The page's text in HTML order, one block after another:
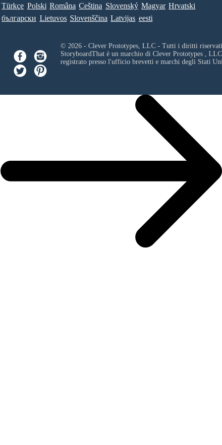
Türkçe Polski Româna Ceština Slovenský Magyar Hrvatski
български Lietuvos Slovenščina Latvijas eesti
© 2026 - Clever Prototypes, LLC - Tutti i diritti
StoryboardThat è un marchio di Clever Prototypes , LLC
registrato presso l'ufficio brevetti e marchi degli Stati